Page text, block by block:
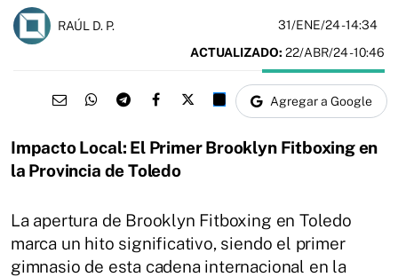
RAÚL D. P. 31/ENE/24- 14:34
ACTUALIZADO: 22/ABR/24 - 10:46
Agregar a Google
Impacto Local: El Primer Brooklyn Fitboxing en
la Provincia de Toledo
La apertura de Brooklyn Fitboxing en Toledo
marca un hito significativo, siendo el primer
gimnasio de esta cadena internacional en la